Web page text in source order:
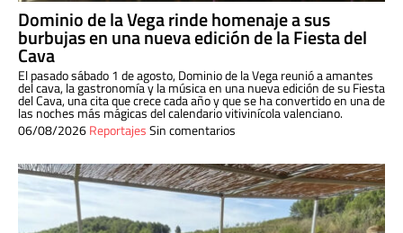
Dominio de la Vega rinde homenaje a sus
burbujas en una nueva edición de la Fiesta del
Cava
El pasado sábado 1 de agosto, Dominio de la Vega reunió a amantes
del cava, la gastronomía y la música en una nueva edición de su Fiesta
del Cava, una cita que crece cada año y que se ha convertido en una de
las noches más mágicas del calendario vitivinícola valenciano.
06/08/2026ReportajesSin comentarios